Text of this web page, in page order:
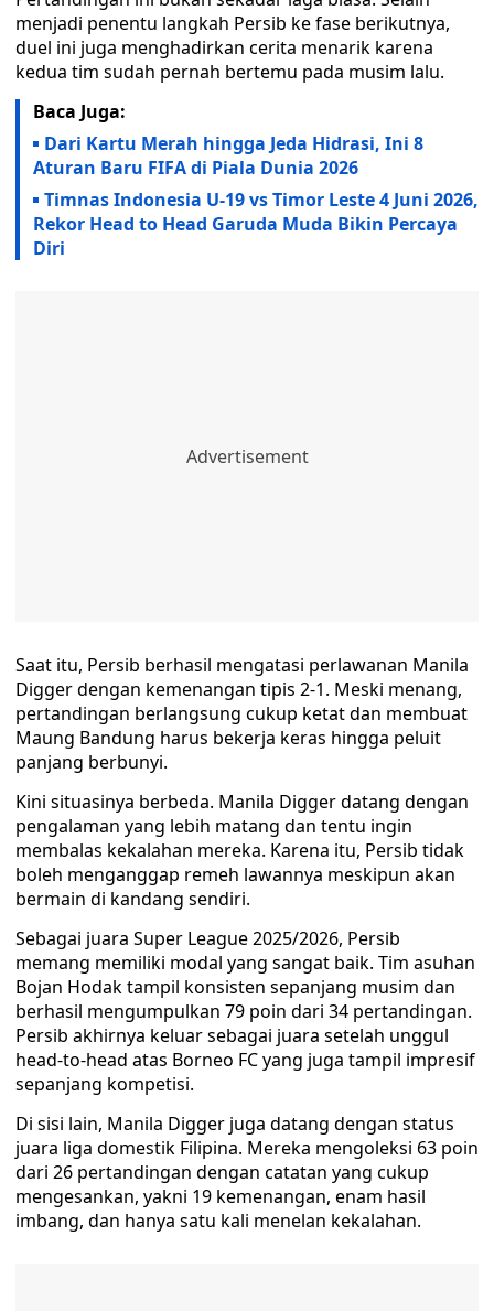
menjadi penentu langkah Persib ke fase berikutnya,
duel ini juga menghadirkan cerita menarik karena
kedua tim sudah pernah bertemu pada musim lalu.
Baca Juga:
Dari Kartu Merah hingga Jeda Hidrasi, Ini 8
Aturan Baru FIFA di Piala Dunia 2026
Timnas Indonesia U-19 vs Timor Leste 4 Juni 2026,
Rekor Head to Head Garuda Muda Bikin Percaya
Diri
Saat itu, Persib berhasil mengatasi perlawanan Manila
Digger dengan kemenangan tipis 2-1. Meski menang,
pertandingan berlangsung cukup ketat dan membuat
Maung Bandung harus bekerja keras hingga peluit
panjang berbunyi.
Kini situasinya berbeda. Manila Digger datang dengan
pengalaman yang lebih matang dan tentu ingin
membalas kekalahan mereka. Karena itu, Persib tidak
boleh menganggap remeh lawannya meskipun akan
bermain di kandang sendiri.
Sebagai juara Super League 2025/2026, Persib
memang memiliki modal yang sangat baik. Tim asuhan
Bojan Hodak tampil konsisten sepanjang musim dan
berhasil mengumpulkan 79 poin dari 34 pertandingan.
Persib akhirnya keluar sebagai juara setelah unggul
head-to-head atas Borneo FC yang juga tampil impresif
sepanjang kompetisi.
Di sisi lain, Manila Digger juga datang dengan status
juara liga domestik Filipina. Mereka mengoleksi 63 poin
dari 26 pertandingan dengan catatan yang cukup
mengesankan, yakni 19 kemenangan, enam hasil
imbang, dan hanya satu kali menelan kekalahan.